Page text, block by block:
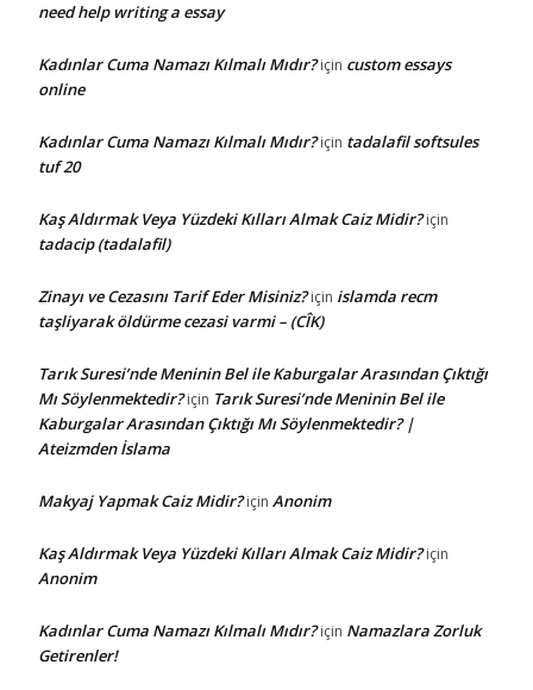
need help writing a essay
Kadınlar Cuma Namazı Kılmalı Mıdır?için custom essays
online
Kadınlar Cuma Namazı Kılmalı Mıdır?için tadalafil softsules
tuf 20
Kaş Aldırmak Veya Yüzdeki Kılları Almak Caiz Midir?için
tadacip (tadalafil)
Zinayı ve Cezasını Tarif Eder Misiniz?için islamda recm
taşliyarak öldürme cezasi varmi – (CÎK)
Tarık Suresi’nde Meninin Bel ile Kaburgalar Arasından Çıktığı
Mı Söylenmektedir?için Tarık Suresi’nde Meninin Bel ile
Kaburgalar Arasından Çıktığı Mı Söylenmektedir? |
Ateizmden İslama
Makyaj Yapmak Caiz Midir?için Anonim
Kaş Aldırmak Veya Yüzdeki Kılları Almak Caiz Midir?için
Anonim
Kadınlar Cuma Namazı Kılmalı Mıdır?için Namazlara Zorluk
Getirenler!